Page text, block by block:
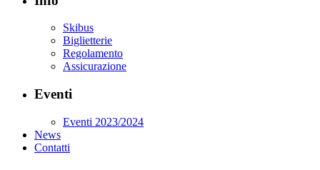
Skibus
Biglietterie
Regolamento
Assicurazione
Eventi
Eventi 2023/2024
News
Contatti